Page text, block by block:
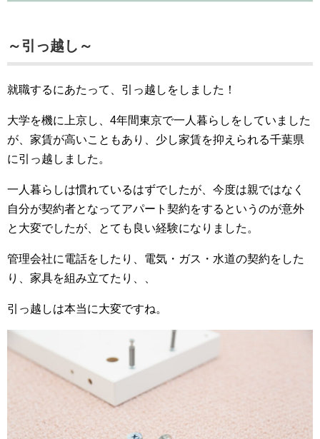
～引っ越し～
就職するにあたって、引っ越しをしました！
大学を機に上京し、4年間東京で一人暮らしをしていました
が、家賃が高いこともあり、少し家賃を抑えられる千葉県
に引っ越しました。
一人暮らしは慣れているはずでしたが、今度は親ではなく
自分が契約者となってアパート契約をするというのが意外
と大変でしたが、とても良い経験になりました。
管理会社に電話をしたり、電気・ガス・水道の契約をした
り、家具を組み立てたり、、
引っ越しは本当に大変ですね。